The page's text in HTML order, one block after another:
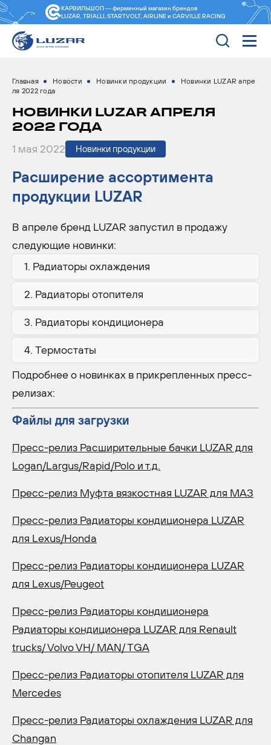
КАРВИЛЬШОП — фирменный магазин брендов
LUZAR, TRIALLI, STARTVOLT, AIRLINE и CARVILLE RACING
Главная Новости Новинки продукции
Новинки LUZAR апре
ля 2022 года
НОВИНКИ LUZAR АПРЕЛЯ
2022 ГОДА
1 мая 2022 Новинки продукции
Расширение ассортимента
продукции LUZAR
В апреле бренд LUZAR запустил в продажу
следующие новинки:
Радиаторы охлаждения
Радиаторы отопителя
Радиаторы кондиционера
Термостаты
Подробнее о новинках в прикрепленных пресс-
релизах:
Файлы для загрузки
Пресс-релиз Расширительные бачки LUZAR для
Logan/Largus/Rapid/Polo и т.д.
Пресс-релиз Муфта вязкостная LUZAR для МАЗ
Пресс-релиз Радиаторы кондиционера LUZAR
для Lexus/Honda
Пресс-релиз Радиаторы кондиционера LUZAR
для Lexus/Peugeot
Пресс-релиз Радиаторы кондиционера
Радиаторы кондиционера LUZAR для Renault
trucks/ Volvo VH/ MAN/ TGA
Пресс-релиз Радиаторы отопителя LUZAR для
Mercedes
Пресс-релиз Радиаторы охлаждения LUZAR для
Changan